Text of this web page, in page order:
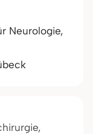
Neurologie,